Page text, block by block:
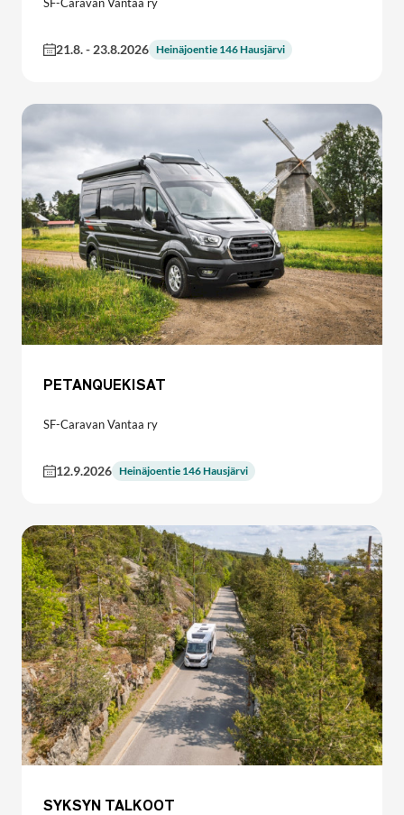
SF-Caravan Vantaa ry
21.8.- 23.8.2026 Heinäjoentie 146 Hausjärvi
PETANQUEKISAT
SF-Caravan Vantaa ry
12.9.2026 Heinäjoentie 146 Hausjärvi
SYKSYN TALKOOT